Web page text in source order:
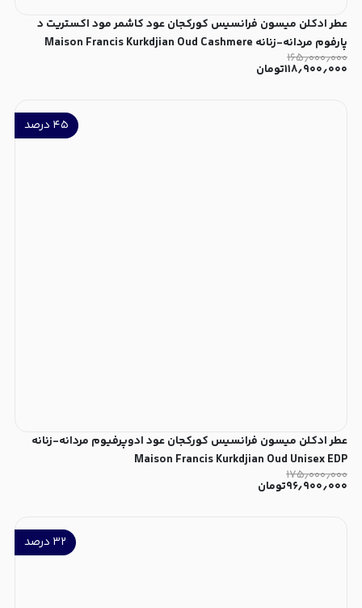
عطر ادکلن میسون فرانسیس کورکجان عود کاشمر مود اکستریت د
پارفوم مردانه-زنانه Maison Francis Kurkdjian Oud Cashmere
Mood Extrait de Parfum Unisex
۱۶۵٫۰۰۰٫۰۰۰
۱۱۸٫۹۰۰٫۰۰۰تومان
۴۵ درصد
عطر ادکلن میسون فرانسیس کورکجان عود ادوپرفیوم مردانه-زنانه
Maison Francis Kurkdjian Oud Unisex EDP
۱۷۵٫۰۰۰٫۰۰۰
۹۶٫۹۰۰٫۰۰۰تومان
۳۲ درصد